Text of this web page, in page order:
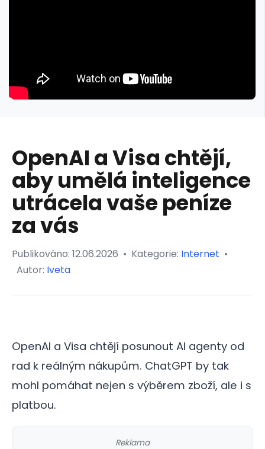
OpenAI a Visa chtějí,
aby umělá inteligence
utrácela vaše peníze
za vás
Publikováno: 12.06.2026 • Kategorie: Internet •
Autor: Iveta
OpenAI a Visa chtějí posunout AI agenty od
rad k reálným nákupům. ChatGPT by tak
mohl pomáhat nejen s výběrem zboží, ale i s
platbou.
Reklama